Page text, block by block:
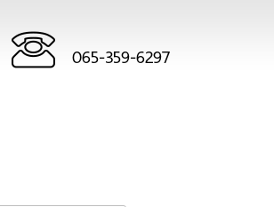
065-359-6297